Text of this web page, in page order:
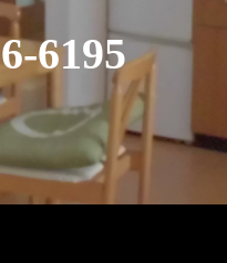
6195